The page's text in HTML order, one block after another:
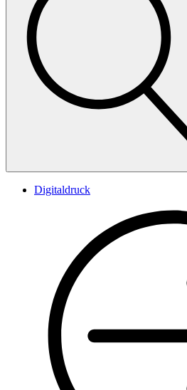
Digitaldruck